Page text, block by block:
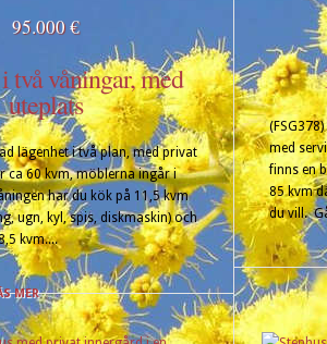
95.000 €
två våningar, med
uteplats
lägenhet i två plan, med privat
ca 60 kvm, möblerna ingår i
har du kök på 11,5 kvm
ugn, kyl, spis, diskmaskin) och
kvm....
MER
med
finns en
85 kvm
du vill.